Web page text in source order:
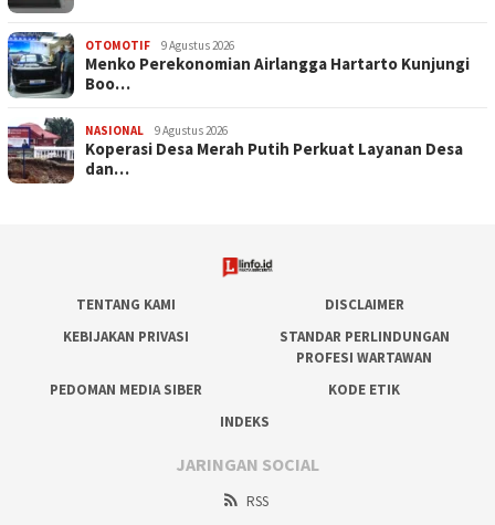
OTOMOTIF 9 Agustus 2026
Menko Perekonomian Airlangga Hartarto Kunjungi
Boo…
NASIONAL 9 Agustus 2026
Koperasi Desa Merah Putih Perkuat Layanan Desa
dan…
TENTANG KAMI
DISCLAIMER
KEBIJAKAN PRIVASI
STANDAR PERLINDUNGAN
PROFESI WARTAWAN
PEDOMAN MEDIA SIBER
KODE ETIK
INDEKS
JARINGAN SOCIAL
RSS